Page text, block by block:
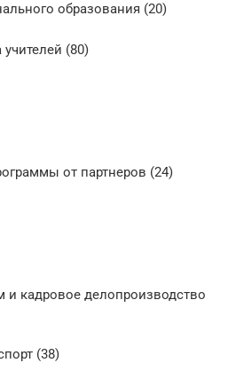
образования (20)
(80)
от партнеров (24)
и кадровое делопроизводство
(38)